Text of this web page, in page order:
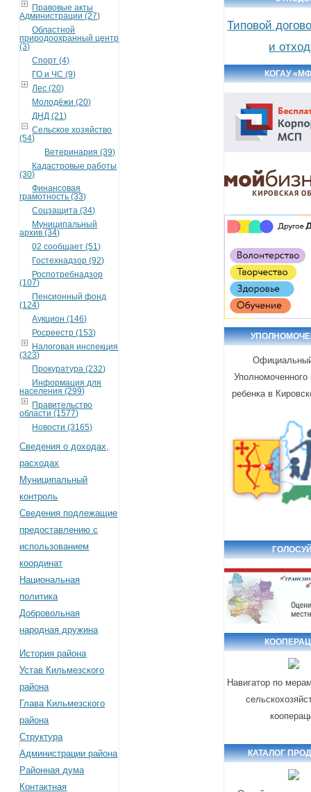
Правовые акты
Администрации (27)
Областной
природоохранный центр
(3)
Спорт (4)
ГО и ЧС (9)
Лес (20)
Молодёжи (20)
ДНД (21)
Сельское хозяйство
(54)
Ветеринария (39)
Кадастровые работы
(30)
Финансовая
грамотность (33)
Соцзащита (34)
Муниципальный
архив (34)
02 сообщает (51)
Гостехнадзор (92)
Роспотребнадзор
(107)
Пенсионный фонд
(124)
Аукцион (146)
Росреестр (153)
Налоговая инспекция
(323)
Прокуратура (232)
Информация для
населения (299)
Правительство
области (1577)
Новости (3165)
Сведения о доходах,
расходах
Муниципальный
контроль
Сведения подлежащие
предоставлению с
использованием
координат
Национальная
политика
Добровольная
народная дружина
История района
Устав Кильмезского
района
Глава Кильмезского
района
Структура
Администрации района
Районная дума
Контактная
Типовой
и
КОГАУ
ребенка в
Навигатор по
КАТАЛОГ